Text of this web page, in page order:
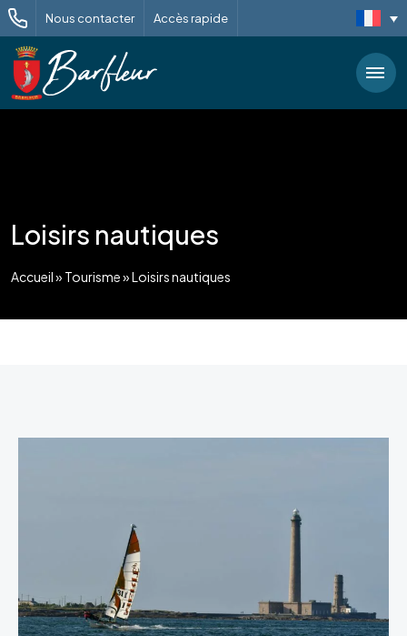
Nous contacter Accès rapide
Loisirs nautiques
Accueil» Tourisme»Loisirs nautiques